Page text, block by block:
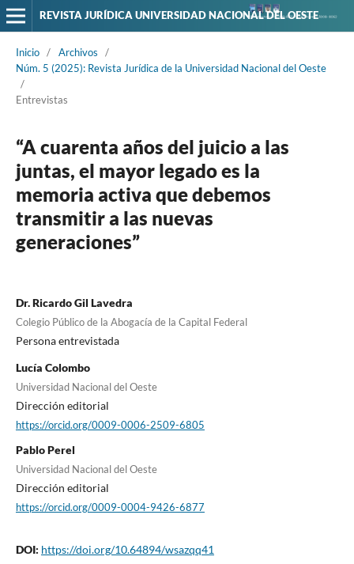
REVISTA JURÍDICA UNIVERSIDAD NACIONAL DEL OESTE
Inicio / Archivos
/
Núm. 5 (2025): Revista Jurídica de la Universidad Nacional del Oeste
/
Entrevistas
“A cuarenta años del juicio a las
juntas, el mayor legado es la
memoria activa que debemos
transmitir a las nuevas
generaciones”
Dr. Ricardo Gil Lavedra
Colegio Público de la Abogacía de la Capital Federal
Persona entrevistada
Lucía Colombo
Universidad Nacional del Oeste
Dirección editorial
https://orcid.org/0009-0006-2509-6805
Pablo Perel
Universidad Nacional del Oeste
Dirección editorial
https://orcid.org/0009-0004-9426-6877
DOI: https://doi.org/10.64894/wsazqq41